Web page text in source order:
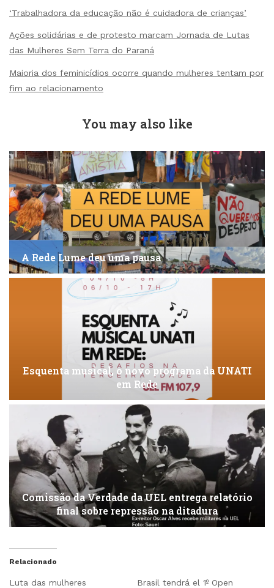
‘Trabalhadora da educação não é cuidadora de crianças’
Ações solidárias e de protesto marcam Jornada de Lutas
das Mulheres Sem Terra do Paraná
Maioria dos feminicídios ocorre quando mulheres tentam por
fim ao relacionamento
You may also like
A Rede Lume deu uma pausa
Esquenta musical, o novo programa da UNATI
em Rede
Comissão da Verdade da UEL entrega relatório
final sobre repressão na ditadura
Relacionado
Luta das mulheres
Brasil tendrá el 1º Open